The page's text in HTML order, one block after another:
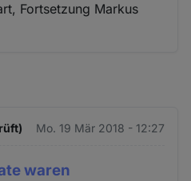
Fortsetzung Markus
Mo. 19 Mär 2018 - 12:27
waren